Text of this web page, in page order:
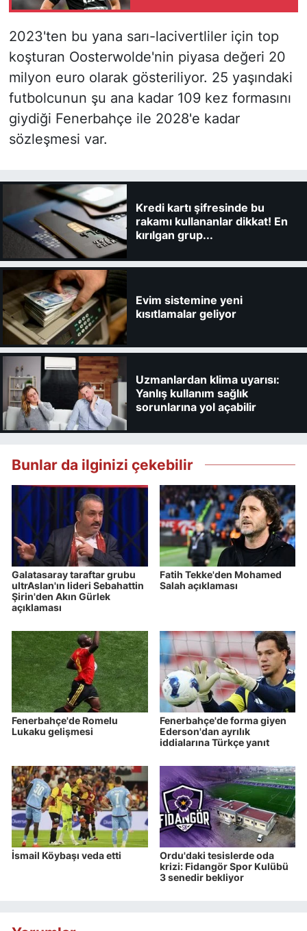
2023'ten bu yana sarı-lacivertliler için top
koşturan Oosterwolde'nin piyasa değeri 20
milyon euro olarak gösteriliyor. 25 yaşındaki
futbolcunun şu ana kadar 109 kez formasını
giydiği Fenerbahçe ile 2028'e kadar
sözleşmesi var.
Kredi kartı şifresinde bu
rakamı kullananlar dikkat! En
kırılgan grup...
Evim sistemine yeni
kısıtlamalar geliyor
Uzmanlardan klima uyarısı:
Yanlış kullanım sağlık
sorunlarına yol açabilir
Bunlar da ilginizi çekebilir
Galatasaray taraftar grubu
ultrAslan'ın lideri Sebahattin
Şirin'den Akın Gürlek
açıklaması
Fatih Tekke'den Mohamed
Salah açıklaması
Fenerbahçe'de Romelu
Lukaku gelişmesi
Fenerbahçe'de forma giyen
Ederson'dan ayrılık
iddialarına Türkçe yanıt
İsmail Köybaşı veda etti
Ordu'daki tesislerde oda
krizi: Fidangör Spor Kulübü
3 senedir bekliyor